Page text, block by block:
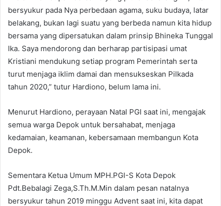
bersyukur pada Nya perbedaan agama, suku budaya, latar
belakang, bukan lagi suatu yang berbeda namun kita hidup
bersama yang dipersatukan dalam prinsip Bhineka Tunggal
Ika. Saya mendorong dan berharap partisipasi umat
Kristiani mendukung setiap program Pemerintah serta
turut menjaga iklim damai dan mensukseskan Pilkada
tahun 2020,” tutur Hardiono, belum lama ini.
Menurut Hardiono, perayaan Natal PGI saat ini, mengajak
semua warga Depok untuk bersahabat, menjaga
kedamaian, keamanan, kebersamaan membangun Kota
Depok.
Sementara Ketua Umum MPH.PGI-S Kota Depok
Pdt.Bebalagi Zega,S.Th.M.Min dalam pesan natalnya
bersyukur tahun 2019 minggu Advent saat ini, kita dapat